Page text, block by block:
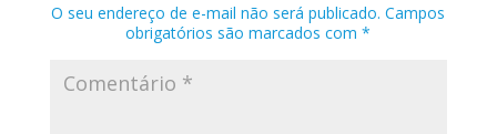
O seu endereço de e-mail não será publicado. Campos
obrigatórios são marcados com*